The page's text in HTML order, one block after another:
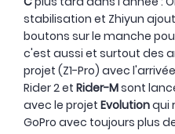
stabilisation et Zhiyun
boutons sur le manche
c'est aussi et surtout des
projet (Z1-Pro) avec
Rider 2 et Rider-Msont
avec le projet Evolutionqui
GoPro avec toujours plus